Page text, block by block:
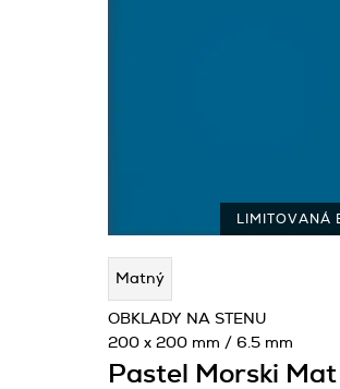
LIMITOVANÁ
Matný
Pastel Morski Mat
OBKLADY NA STENU
200 x 200 mm / 6.5 mm